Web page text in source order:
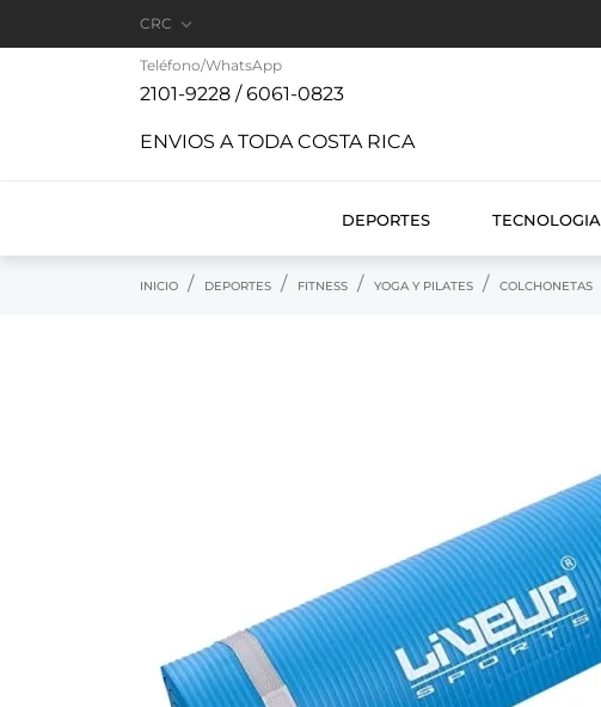
CRC 
Teléfono/WhatsApp
2101-9228 / 6061-0823
ENVIOS A TODA COSTA RICA
DEPORTES TECNOLOGIA
INICIO DEPORTES FITNESS YOGA Y PILATES COLCHONETAS